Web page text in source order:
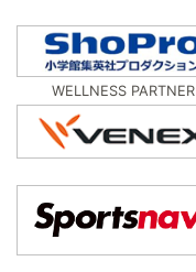
WELLNESS PARTNER